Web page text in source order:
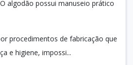
algodão possui manuseio prático
procedimentos de fabricação que
e higiene, impossi...